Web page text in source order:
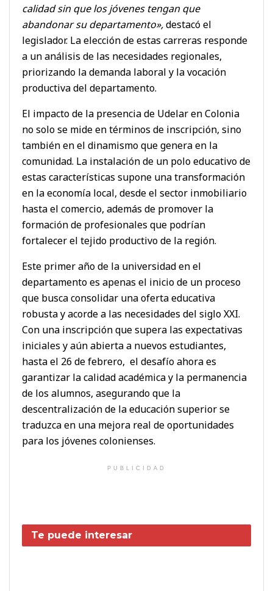
calidad sin que los jóvenes tengan que
abandonar su departamento»,destacó el
legislador. La elección de estas carreras responde
a un análisis de las necesidades regionales,
priorizando la demanda laboral y la vocación
productiva del departamento.
El impacto de la presencia de Udelar en Colonia
no solo se mide en términos de inscripción, sino
también en el dinamismo que genera en la
comunidad. La instalación de un polo educativo de
estas características supone una transformación
en la economía local, desde el sector inmobiliario
hasta el comercio, además de promover la
formación de profesionales que podrían
fortalecer el tejido productivo de la región.
Este primer año de la universidad en el
departamento es apenas el inicio de un proceso
que busca consolidar una oferta educativa
robusta y acorde a las necesidades del siglo XXI.
Con una inscripción que supera las expectativas
iniciales y aún abierta a nuevos estudiantes,
hasta el 26 de febrero, el desafío ahora es
garantizar la calidad académica y la permanencia
de los alumnos, asegurando que la
descentralización de la educación superior se
traduzca en una mejora real de oportunidades
para los jóvenes colonienses.
PUBLICIDAD
Te puede interesar